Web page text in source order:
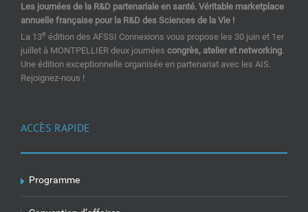
Les journées de la R&D partenariale en santé. Véritable marketplace
annuelle française pour la R&D des Sciences de la Vie !
La 13e édition des AFSSI Connexions vous propose les 30 juin et 1er
juillet à MONTPELLIER deux journées congrès, atelier et networking.
Une édition exceptionnelle organisée en partenariat avec les AIS.
Rejoignez-nous !
ACCÈS RAPIDE
Programme